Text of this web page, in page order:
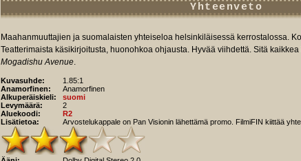
Yhteenveto
Maahanmuuttajien ja suomalaisten yhteiseloa helsinkiläisessä kerrostalossa.
Teatterimaista käsikirjoitusta, huonohkoa ohjausta. Hyvää viihdettä. Sitä
Mogadishu Avenue.
Kuvasuhde:
1.85:1
Anamorfinen:
Anamorfinen
Alkuperäiskieli:
suomi
Levymäärä:
2
Aluekoodi:
R2
Lisätietoa:
Arvostelukappale on Pan Visionin lähettämä promo. FilmiFIN kiittää